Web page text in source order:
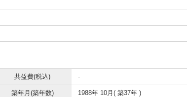
共益費(税込) -
築年月(築年数) 1988年 10月( 築37年 )